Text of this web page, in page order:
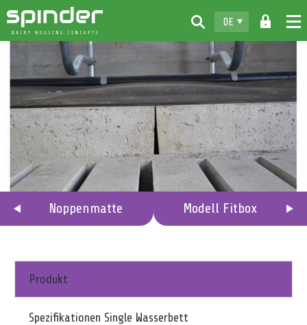
DE
Produkte
Info & Muster
Spinder
Vertragshändler
Kontakt
Produkt
Spezifikationen Single Wasserbett
Noppenmatte Modell Fitbox